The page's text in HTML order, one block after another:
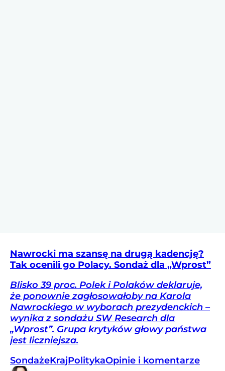
Nawrocki ma szansę na drugą kadencję?
Tak ocenili go Polacy. Sondaż dla „Wprost”
Blisko 39 proc. Polek i Polaków deklaruje,
że ponownie zagłosowałoby na Karola
Nawrockiego w wyborach prezydenckich –
wynika z sondażu SW Research dla
„Wprost”. Grupa krytyków głowy państwa
jest liczniejsza.
SondażeKrajPolitykaOpinie i komentarze